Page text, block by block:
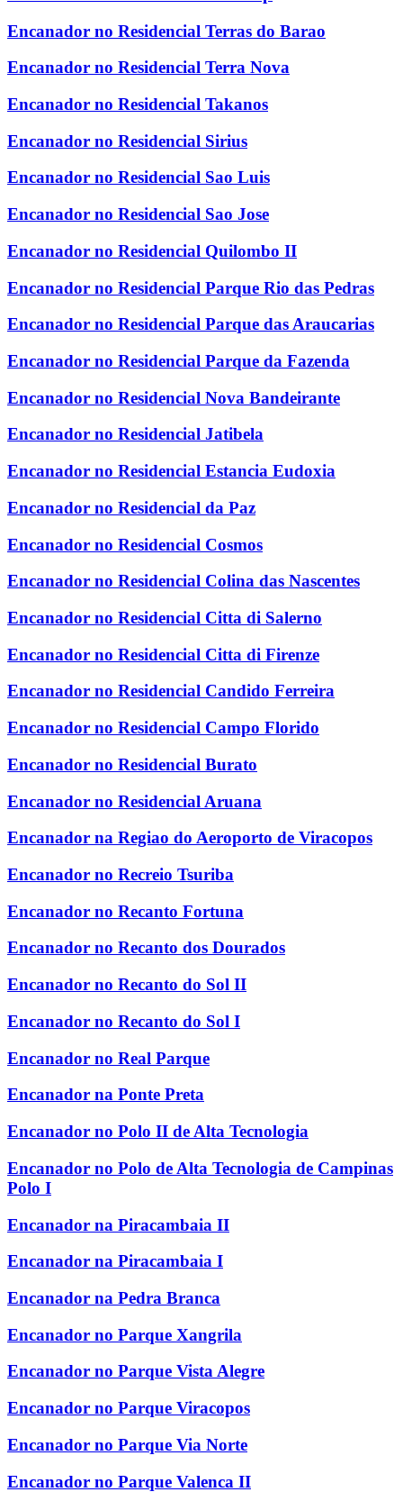
Encanador no Residencial Terras do Barao
Encanador no Residencial Terra Nova
Encanador no Residencial Takanos
Encanador no Residencial Sirius
Encanador no Residencial Sao Luis
Encanador no Residencial Sao Jose
Encanador no Residencial Quilombo II
Encanador no Residencial Parque Rio das Pedras
Encanador no Residencial Parque das Araucarias
Encanador no Residencial Parque da Fazenda
Encanador no Residencial Nova Bandeirante
Encanador no Residencial Jatibela
Encanador no Residencial Estancia Eudoxia
Encanador no Residencial da Paz
Encanador no Residencial Cosmos
Encanador no Residencial Colina das Nascentes
Encanador no Residencial Citta di Salerno
Encanador no Residencial Citta di Firenze
Encanador no Residencial Candido Ferreira
Encanador no Residencial Campo Florido
Encanador no Residencial Burato
Encanador no Residencial Aruana
Encanador na Regiao do Aeroporto de Viracopos
Encanador no Recreio Tsuriba
Encanador no Recanto Fortuna
Encanador no Recanto dos Dourados
Encanador no Recanto do Sol II
Encanador no Recanto do Sol I
Encanador no Real Parque
Encanador na Ponte Preta
Encanador no Polo II de Alta Tecnologia
Encanador no Polo de Alta Tecnologia de Campinas
Polo I
Encanador na Piracambaia II
Encanador na Piracambaia I
Encanador na Pedra Branca
Encanador no Parque Xangrila
Encanador no Parque Vista Alegre
Encanador no Parque Viracopos
Encanador no Parque Via Norte
Encanador no Parque Valenca II